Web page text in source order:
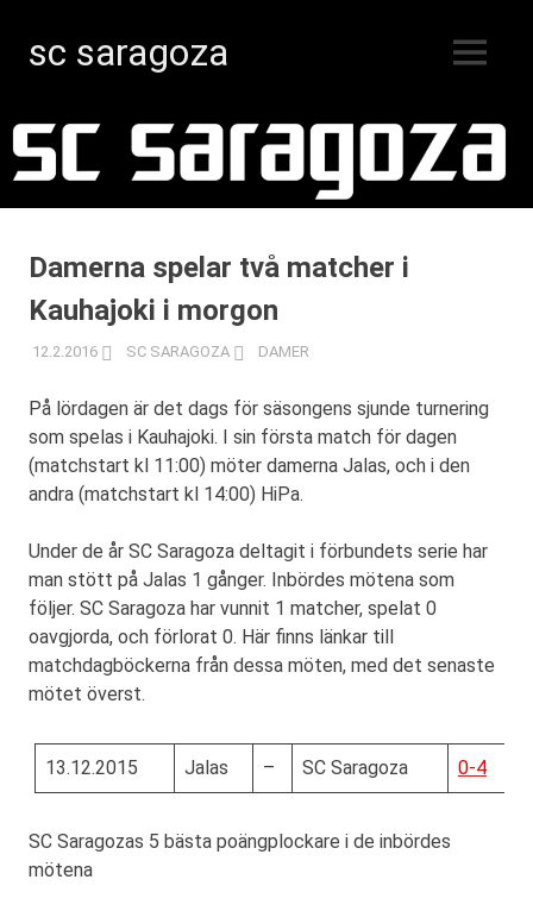
innehåll
sc saragoza
Kristinestad
sedan
MENY
Damerna spelar två matcher i
Kauhajoki i morgon
12.2.2016 SC SARAGOZA DAMER
På lördagen är det dags för säsongens sjunde turnering
som spelas i Kauhajoki. I sin första match för dagen
(matchstart kl 11:00) möter damerna Jalas, och i den
andra (matchstart kl 14:00) HiPa.
Under de år SC Saragoza deltagit i förbundets serie har
man stött på Jalas 1 gånger. Inbördes mötena som
följer. SC Saragoza har vunnit 1 matcher, spelat 0
oavgjorda, och förlorat 0. Här finns länkar till
matchdagböckerna från dessa möten, med det senaste
mötet överst.
13.12.2015 Jalas – SC Saragoza 0-4
SC Saragozas 5 bästa poängplockare i de inbördes
mötena